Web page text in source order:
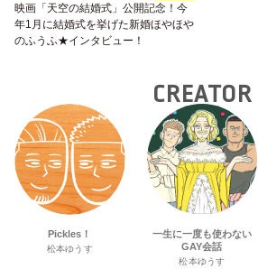
映画「天空の結婚式」公開記念！今
年1月に結婚式を挙げた新婚ほやほや
のふうふ★インタビュー！
CREATOR
Pickles！
松本ゆうす
一生に一度も使わない
GAY会話
松本ゆうす